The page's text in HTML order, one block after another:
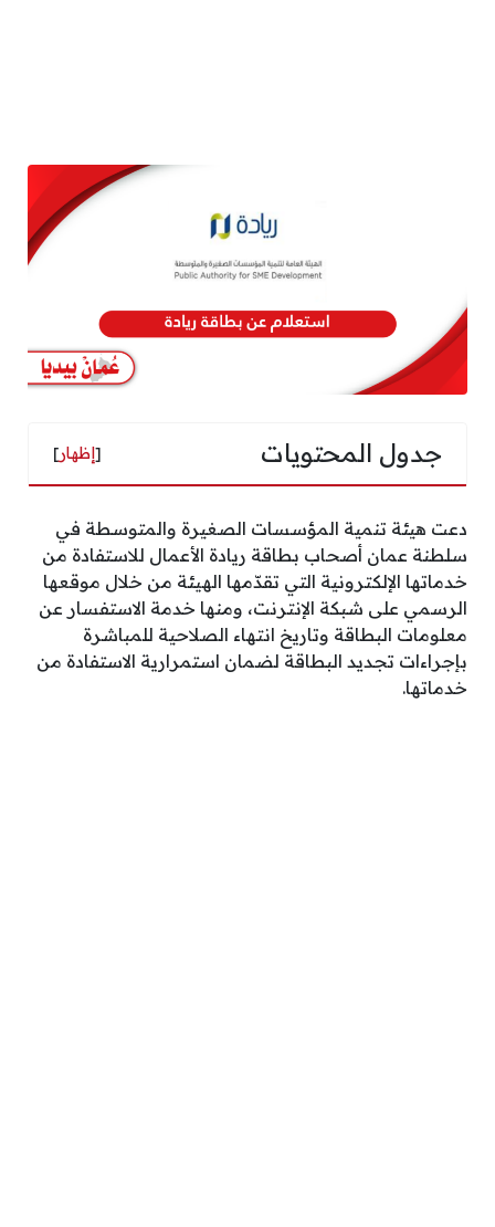
جدول المحتويات [إظهار]
دعت هيئة تنمية المؤسسات الصغيرة والمتوسطة في
سلطنة عمان أصحاب بطاقة ريادة الأعمال للاستفادة من
خدماتها الإلكترونية التي تقدّمها الهيئة من خلال موقعها
الرسمي على شبكة الإنترنت، ومنها خدمة الاستفسار عن
معلومات البطاقة وتاريخ انتهاء الصلاحية للمباشرة
بإجراءات تجديد البطاقة لضمان استمرارية الاستفادة من
خدماتها.